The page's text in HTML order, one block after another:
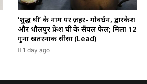
‘शुद्ध घी’ के नाम पर ज़हर- गोवर्धन, द्वारकेश
और धौलपुर फ्रेश घी के सैंपल फेल; मिला 12
गुना खतरनाक सीसा (Lead)
1 day ago